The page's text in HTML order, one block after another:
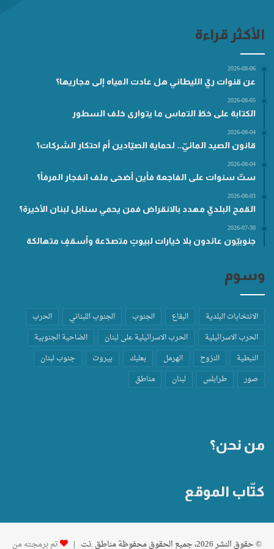
الأكثر قراءة
2026-08-06
عن قنوات ريّ الليطاني هل عادت المياه إلى مجاريها؟
2026-08-05
الكتابة على خطّ التماس ما يتوارى خلف السطور
2026-08-04
قانون الصيد المائيّ.. لحماية الصيّادين أم احتكار الشركات؟
2026-08-04
ستّ سنوات على الفاجعة فأين أضحى ملف انفجار المرفأ؟
2026-08-03
القمح البلديّ مهدد بالانقراض فمن يحمي سنابل لبنان الأخيرة؟
2026-07-30
جنوبيّون عائدون بلا خيارات لبيوتٍ متصدّعة وأسقفٍ متهالكة
وسوم
الانتخابات البلدية البقاع الجنوب الجنوب اللبناني
الحرب
الحرب الاسرائيلية
الحرب الاسرائيلية على لبنان
الضاحية الجنوبية
النبطية
النزوح الهرمل بعلبك بيروت
جنوب لبنان
صور
طرابلس لبنان مناطق
من نحن؟
كتّاب الموقع
© حقوق النشر 2026، جميع الحقوق محفوظة مناطق .نت | تم برمجته من